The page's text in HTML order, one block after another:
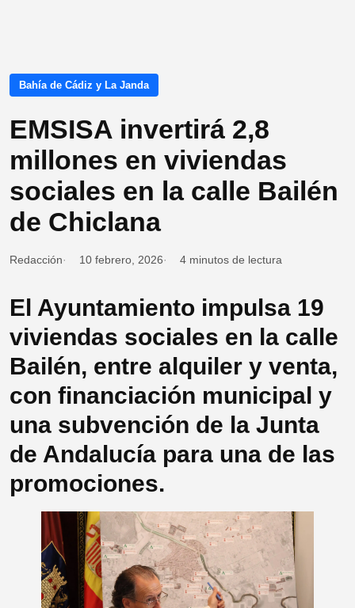
Bahía de Cádiz y La Janda
EMSISA invertirá 2,8
millones en viviendas
sociales en la calle Bailén
de Chiclana
Redacción 10 febrero, 2026 4 minutos de lectura
El Ayuntamiento impulsa 19
viviendas sociales en la calle
Bailén, entre alquiler y venta,
con financiación municipal y
una subvención de la Junta
de Andalucía para una de las
promociones.